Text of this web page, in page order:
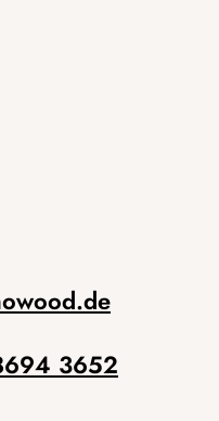
3652